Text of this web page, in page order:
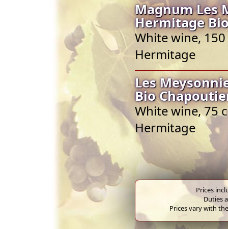
Magnum Les
Hermitage
White wine, 150
Hermitage
Les
Bio
White wine, 75
Hermitage
Prices
Duties
Prices vary with